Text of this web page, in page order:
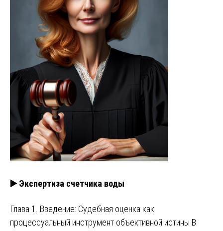
▶️ Экспертиза счетчика воды
Глава 1. Введение: Судебная оценка как
процессуальный инструмент объективной истины В